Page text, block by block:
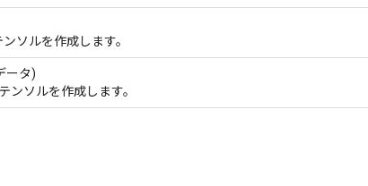
ソルを作成します。
ータ)
ンソルを作成します。